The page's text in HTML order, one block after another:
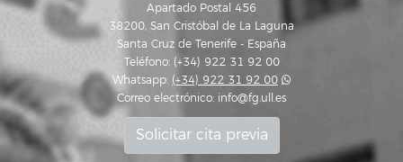
Apartado Postal 456
38200, San Cristóbal de La Laguna
Santa Cruz de Tenerife - España
Teléfono: (+34) 922 31 92 00
Whatsapp: (+34) 922 31 92 00
Correo electrónico: info@fg.ull.es
Solicitar cita previa